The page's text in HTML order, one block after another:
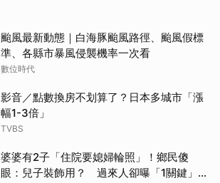
颱風最新動態｜白海豚颱風路徑、颱風假標
準、各縣市暴風侵襲機率一次看
數位時代
影音／點數換房不划算了？日本多城市「漲
幅1-3倍」
TVBS
婆婆有2子「住院要媳婦輪照」！鄉民傻
眼：兒子裝飾用？ 過來人卻曝「1關鍵」才